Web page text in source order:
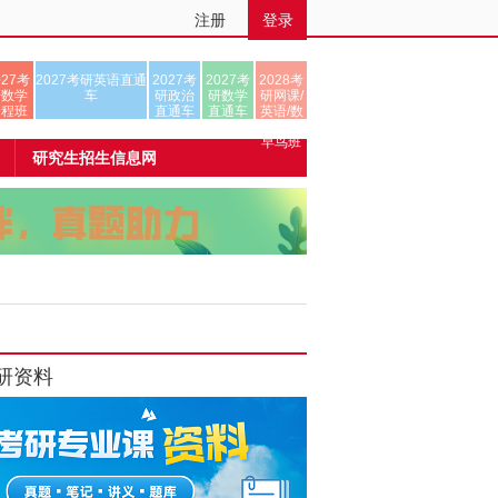
注册 登录
考
学
班
2027考研英语直通
车
2027考
研政治
直通车
2027考
研数学
直通车
2028考
研网课/
英语/数
早鸟班
研究生招生信息网
资料